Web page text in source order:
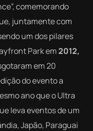
comemorando
juntamente com
um dos pilares
Park em2012,
em 20
do evento a
ano que o Ultra
levaeventos de um
Japão, Paraguai